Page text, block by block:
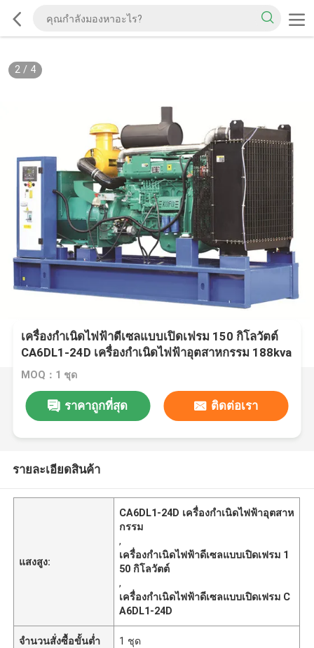
2/ 4
เครื่องกำเนิดไฟฟ้าดีเซลแบบเปิดเฟรม 150 กิโลวัตต์
CA6DL1-24D เครื่องกำเนิดไฟฟ้าอุตสาหกรรม 188kva
MOQ：1 ชุด
ราคาถูกที่สุด ติดต่อเรา
รายละเอียดสินค้า
แสงสูง:
CA6DL1-24D เครื่องกำเนิดไฟฟ้าอุตสาห
กรรม
,
เครื่องกำเนิดไฟฟ้าดีเซลแบบเปิดเฟรม 1
50 กิโลวัตต์
,
เครื่องกำเนิดไฟฟ้าดีเซลแบบเปิดเฟรม C
A6DL1-24D
จำนวนสั่งซื้อขั้นต่ำ 1 ชุด